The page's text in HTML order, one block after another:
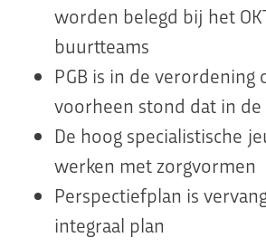
worden belegd bij het
buurtteams
PGB is in de verordening
voorheen stond dat in de
De hoog specialistische
werken met zorgvormen
Perspectiefplan is
integraal plan